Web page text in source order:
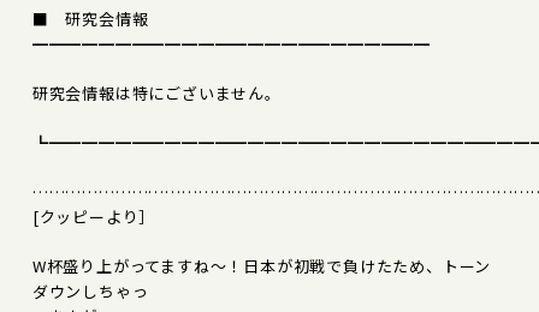
■ 研究会情報
━━━━━━━━━━━━━━━━━━━━━━━━
研究会情報は特にございません。
[クッピーより］
W杯盛り上がってますね～！日本が初戦で負けたため、トーン
ダウンしちゃっ